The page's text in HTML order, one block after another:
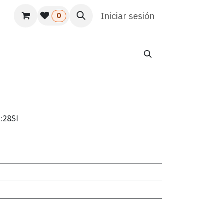
Usuario Atención al cliente HR
0 Iniciar sesión